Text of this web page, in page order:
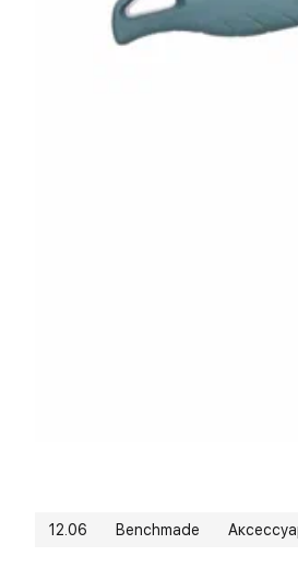
12.06 Benchmade